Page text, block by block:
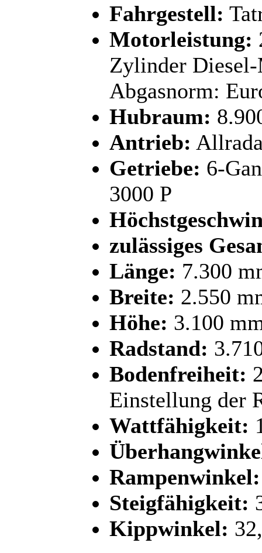
Fahrgestell:
Motorleistung:
Zylinder
Abgasnorm:
Hubraum:
Antrieb:
Getriebe: 6-
3000 P
zulässiges
Länge: 7.300
Breite: 2.550
Höhe: 3.100
Radstand:
Bodenfreiheit:
Einstellung der
Wattfähigkeit:
Rampenwinkel:
Steigfähigkeit:
Kippwinkel: